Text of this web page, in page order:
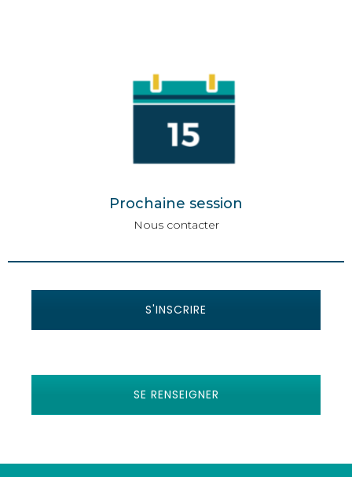
Prochaine session
Nous contacter
S'INSCRIRE
SE RENSEIGNER